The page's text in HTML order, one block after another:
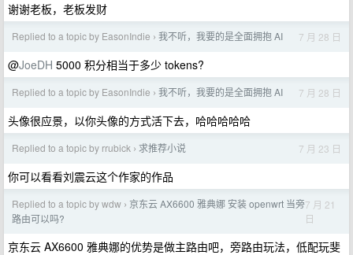
谢谢老板，老板发财
Replied to a topic by EasonIndie › 我不听，我要的是全面拥抱 AI 7 月 28 日
@JoeDH 5000 积分相当于多少 tokens?
Replied to a topic by EasonIndie › 我不听，我要的是全面拥抱 AI 7 月 28 日
头像很应景，以你头像的方式活下去，哈哈哈哈哈
Replied to a topic by rrubick › 求推荐小说 7 月 23 日
你可以看看刘震云这个作家的作品
Replied to a topic by wdw › 京东云 AX6600 雅典娜 安装 openwrt 当旁
路由可以吗?
7 月 21
日
京东云 AX6600 雅典娜的优势是做主路由吧，旁路由玩法，低配玩斐